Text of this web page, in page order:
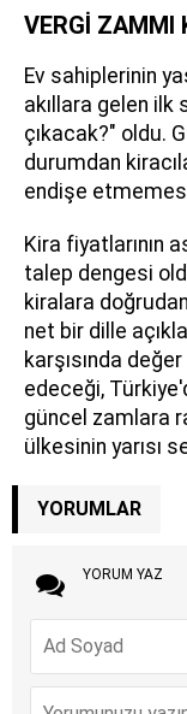
VERGİ ZAMMI
Ev sahiplerinin
akıllara gelen ilk
çıkacak?" oldu.
durumdan
endişe
Kira fiyatlarının
talep dengesi
kiralara
net bir dille
karşısında
edeceği,
güncel zamlara
ülkesinin yarısı
YORUMLAR
YORUM YAZ